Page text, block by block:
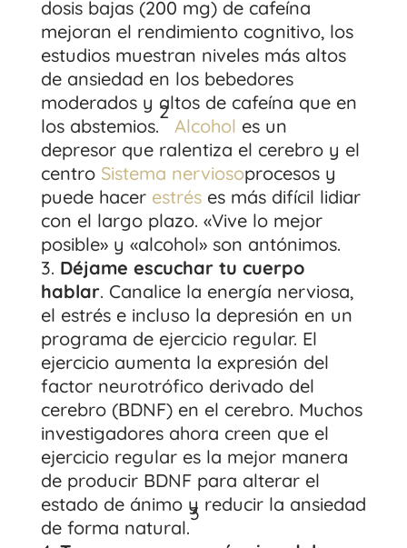
dosis bajas (200 mg) de cafeína
mejoran el rendimiento cognitivo, los
estudios muestran niveles más altos
de ansiedad en los bebedores
moderados y altos de cafeína que en
los abstemios.
2
Alcohol es un
depresor que ralentiza el cerebro y el
centro Sistema nerviosoprocesos y
puede hacer estréses más difícil lidiar
con el largo plazo. «Vive lo mejor
posible» y «alcohol» son antónimos.
Déjame escuchar tu cuerpo
hablar. Canalice la energía nerviosa,
el estrés e incluso la depresión en un
programa de ejercicio regular. El
ejercicio aumenta la expresión del
factor neurotrófico derivado del
cerebro (BDNF) en el cerebro. Muchos
investigadores ahora creen que el
ejercicio regular es la mejor manera
de producir BDNF para alterar el
estado de ánimo y reducir la ansiedad
de forma natural.
3